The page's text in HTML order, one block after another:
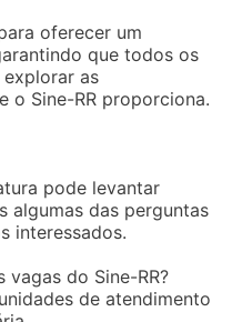
oferecer um
que todos os
as
o Sine-RR proporciona.
pode levantar
algumas das perguntas
interessados.
do Sine-RR?
de atendimento